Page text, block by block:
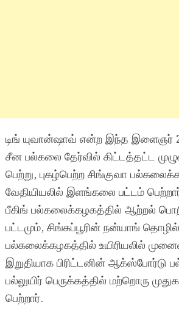
டிங் யுவான்ஷாவ் என்ற இந்த
சீன பல்கலை தேர்வில் கிட்டத்தட்ட
பெற்று, புகழ்பெற்ற சிங்குவா
வேதியியலில் இளங்கலை பட்டம்
பீகிங் பல்கலைக்கழகத்தில் ஆற்றல்
பட்டமும், சிங்கப்பூரின் நன்யாங்
பல்கலைக்கழகத்தில் உயிரியலில்
இறுதியாக பிரிட்டனின் ஆக்ஸ்போர்டு
பல்லுயிர் பெருக்கத்தில் மற்றொரு
பெற்றார்.